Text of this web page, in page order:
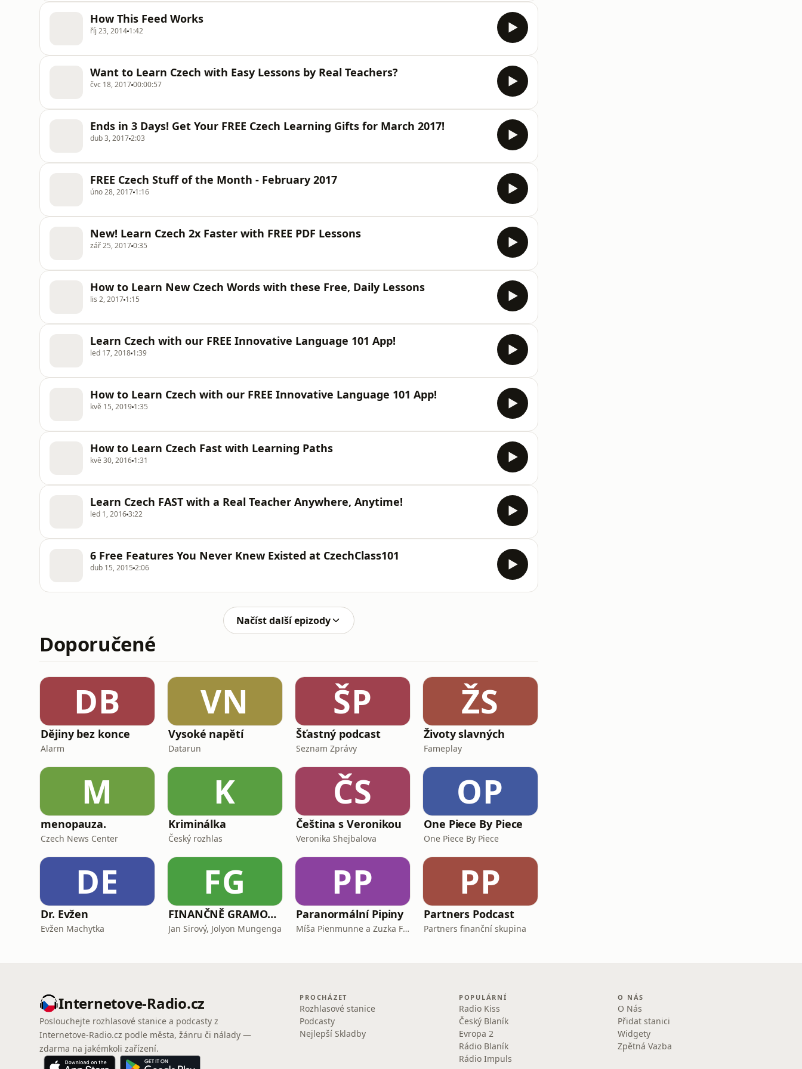
How This Feed Works
říj 23, 2014 1:42
Want to Learn Czech with Easy Lessons by Real Teachers?
čvc 18, 201700:00:57
Ends in 3 Days! Get Your FREE Czech Learning Gifts for March 2017!
dub 3, 20172:03
FREE Czech Stuff of the Month - February 2017
úno 28, 2017 1:16
New! Learn Czech 2x Faster with FREE PDF Lessons
zář 25, 20170:35
How to Learn New Czech Words with these Free, Daily Lessons
lis 2, 2017 1:15
Learn Czech with our FREE Innovative Language 101 App!
led 17, 2018 1:39
How to Learn Czech with our FREE Innovative Language 101 App!
kvě 15, 2019 1:35
How to Learn Czech Fast with Learning Paths
kvě 30, 2016 1:31
Learn Czech FAST with a Real Teacher Anywhere, Anytime!
led 1, 20163:22
6 Free Features You Never Knew Existed at CzechClass101
dub 15, 2015 2:06
Načíst další epizody
Doporučené
DB
Dějiny bez konce
Alarm
VN
Vysoké napětí
Datarun
ŠP
Šťastný podcast
Seznam Zprávy
ŽS
Životy slavných
Fameplay
M
menopauza.
Czech News Center
K
Kriminálka
Český rozhlas
ČS
Čeština s Veronikou
Veronika Shejbalova
OP
One Piece By Piece
One Piece By Piece
DE
Dr. Evžen
Evžen Machytka
FG
FINANČNĚ GRAMOTNÍ
Jan Sirový, Jolyon Mungenga
PP
Paranormální Pipiny
Míša Pienmunne a Zuzka Fejfarová
PP
Partners Podcast
Partners finanční skupina
Internetove-Radio.cz
Poslouchejte rozhlasové stanice a podcasty z
Internetove-Radio.cz podle města, žánru či nálady —
zdarma na jakémkoli zařízení.
PROCHÁZET
Rozhlasové stanice
Podcasty
Nejlepší Skladby
POPULÁRNÍ
Radio Kiss
Český Blaník
Evropa 2
Rádio Blaník
Rádio Impuls
O NÁS
O Nás
Přidat stanici
Widgety
Zpětná Vazba